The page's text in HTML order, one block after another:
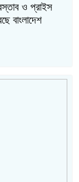
ও প্রাইস
বাংলাদেশ